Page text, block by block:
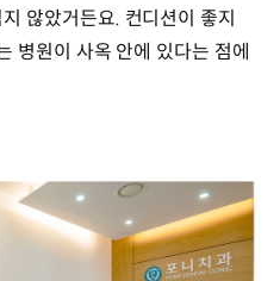
않았거든요. 컨디션이 좋지
병원이 사옥 안에 있다는 점에